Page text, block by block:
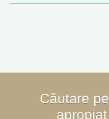
Căutare